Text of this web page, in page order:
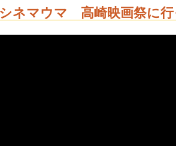
ネマウマ 高崎映画祭に